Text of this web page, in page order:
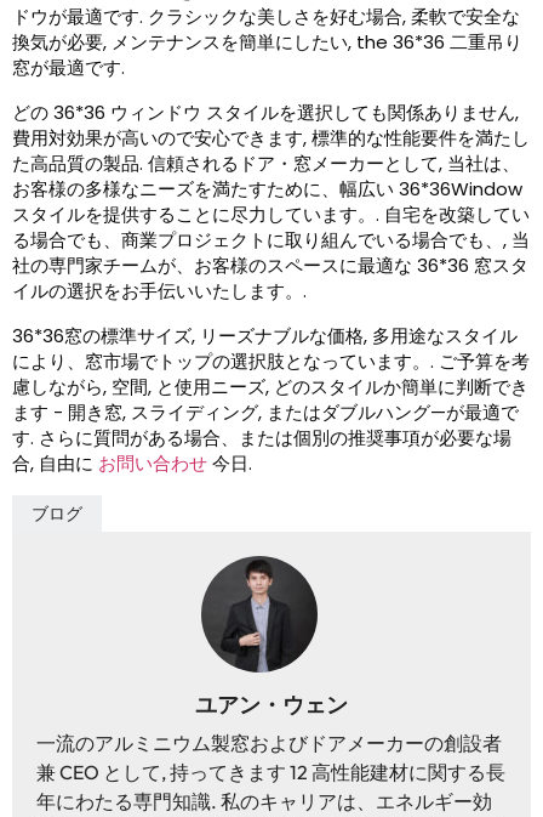
ドウが最適です. クラシックな美しさを好む場合, 柔軟で安全な
換気が必要, メンテナンスを簡単にしたい, the 36*36 二重吊り
窓が最適です.
どの 36*36 ウィンドウ スタイルを選択しても関係ありません,
費用対効果が高いので安心できます, 標準的な性能要件を満たし
た高品質の製品. 信頼されるドア・窓メーカーとして, 当社は、
お客様の多様なニーズを満たすために、幅広い 36*36Window
スタイルを提供することに尽力しています。. 自宅を改築してい
る場合でも、商業プロジェクトに取り組んでいる場合でも、, 当
社の専門家チームが、お客様のスペースに最適な 36*36 窓スタ
イルの選択をお手伝いいたします。.
36*36窓の標準サイズ, リーズナブルな価格, 多用途なスタイル
により、窓市場でトップの選択肢となっています。. ご予算を考
慮しながら, 空間, と使用ニーズ, どのスタイルか簡単に判断でき
ます - 開き窓, スライディング, またはダブルハング—が最適で
す. さらに質問がある場合、または個別の推奨事項が必要な場
合, 自由に お問い合わせ今日.
ブログ
ユアン・ウェン
一流のアルミニウム製窓およびドアメーカーの創設者
兼 CEO として, 持ってきます 12 高性能建材に関する長
年にわたる専門知識. 私のキャリアは、エネルギー効